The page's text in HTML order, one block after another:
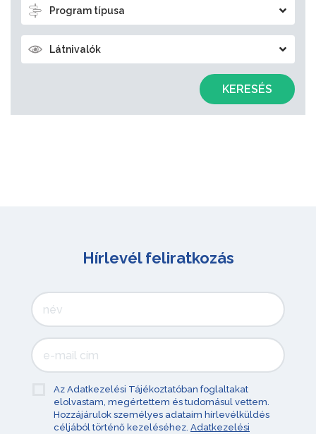
Program típusa
Látnivalók
KERESÉS
Hírlevél feliratkozás
Az Adatkezelési Tájékoztatóban foglaltakat
elolvastam, megértettem és tudomásul vettem.
Hozzájárulok személyes adataim hírlevélküldés
céljából történő kezeléséhez. Adatkezelési